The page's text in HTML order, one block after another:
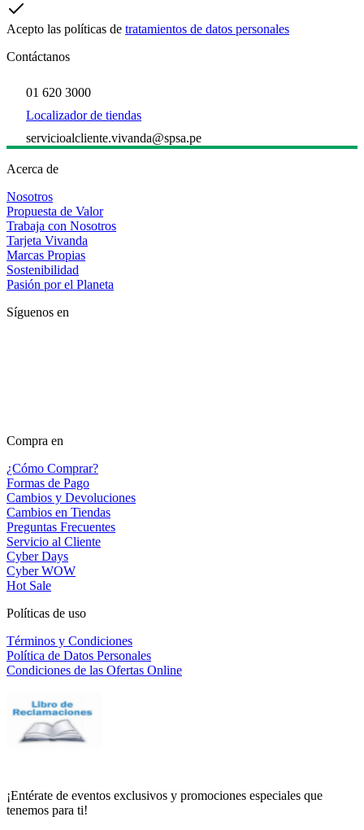
Acepto las políticas de tratamientos de datos personales
Contáctanos
01 620 3000
Localizador de tiendas
servicioalcliente.vivanda@spsa.pe
Acerca de
Nosotros
Propuesta de Valor
Trabaja con Nosotros
Tarjeta Vivanda
Marcas Propias
Sostenibilidad
Pasión por el Planeta
Síguenos en
Compra en
¿Cómo Comprar?
Formas de Pago
Cambios y Devoluciones
Cambios en Tiendas
Preguntas Frecuentes
Servicio al Cliente
Cyber Days
Cyber WOW
Hot Sale
Políticas de uso
Términos y Condiciones
Política de Datos Personales
Condiciones de las Ofertas Online
¡Entérate de eventos exclusivos y promociones especiales que
tenemos para ti!